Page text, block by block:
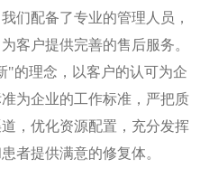
们配备了专业的管理人员，
客户提供完善的售后服务。
"的理念，以客户的认可为企
为企业的工作标准，严把质
，优化资源配置，充分发挥
者提供满意的修复体。